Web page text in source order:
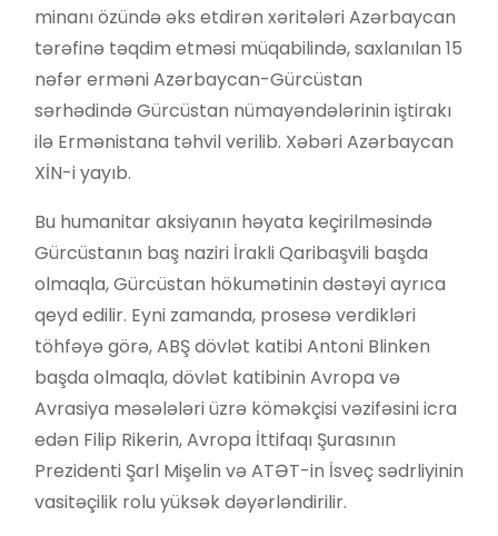
minanı özündə əks etdirən xəritələri Azərbaycan
tərəfinə təqdim etməsi müqabilində, saxlanılan 15
nəfər erməni Azərbaycan-Gürcüstan
sərhədində Gürcüstan nümayəndələrinin iştirakı
ilə Ermənistana təhvil verilib. Xəbəri Azərbaycan
XİN-i yayıb.
Bu humanitar aksiyanın həyata keçirilməsində
Gürcüstanın baş naziri İrakli Qaribaşvili başda
olmaqla, Gürcüstan hökumətinin dəstəyi ayrıca
qeyd edilir. Eyni zamanda, prosesə verdikləri
töhfəyə görə, ABŞ dövlət katibi Antoni Blinken
başda olmaqla, dövlət katibinin Avropa və
Avrasiya məsələləri üzrə köməkçisi vəzifəsini icra
edən Filip Rikerin, Avropa İttifaqı Şurasının
Prezidenti Şarl Mişelin və ATƏT-in İsveç sədrliyinin
vasitəçilik rolu yüksək dəyərləndirilir.